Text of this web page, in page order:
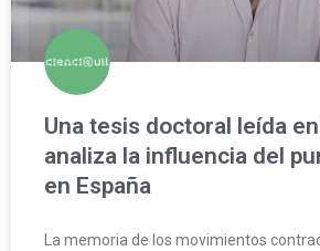
Una tesis doctoral leída en
analiza la influencia del
en España
La memoria de los movimientos